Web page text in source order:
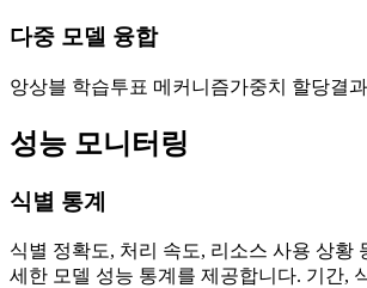
다중 모델 융합
앙상블 학습투표 메커니즘가중치 할당결
성능 모니터링
식별 통계
식별 정확도, 처리 속도, 리소스 사용 상황
세한 모델 성능 통계를 제공합니다. 기간,